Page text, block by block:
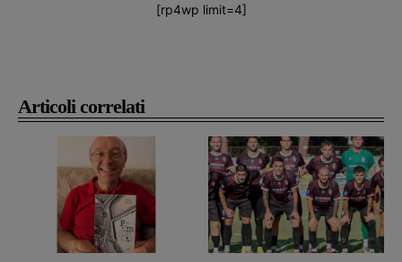
Articoli correlati
[rp4wp limit=4]